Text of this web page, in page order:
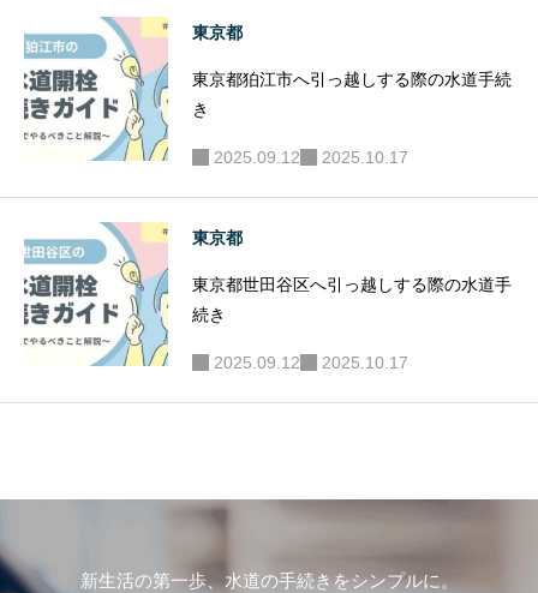
東京都
東京都狛江市へ引っ越しする際の水道手続
き
2025.09.12 2025.10.17
東京都
東京都世田谷区へ引っ越しする際の水道手
続き
2025.09.12 2025.10.17
新生活の第一歩、水道の手続きをシンプルに。